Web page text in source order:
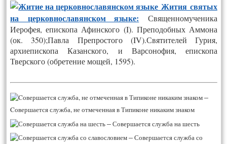
Жития святых
на церковнославянском языке: Священномученика
Иерофея, епископа Афинского (I). Преподобных Аммона
(ок. 350);Павла Препростого (IV).Святителей Гурия,
архиепископа Казанского, и Варсонофия, епископа
Тверского (обретение мощей, 1595).
–
Cовершается служба, не отмеченная в Типиконе никаким знаком
–Совершается служба на шесть
–Совершается служба со